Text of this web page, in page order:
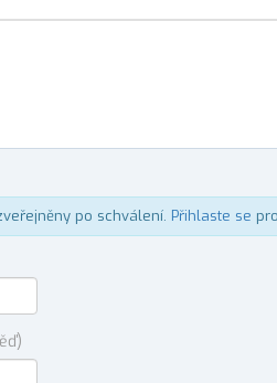
po schválení. Přihlaste se